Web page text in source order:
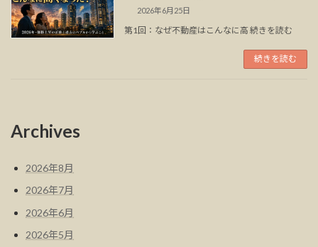
2026年6月25日
第1回：なぜ不動産はこんなに高 続きを読む
続きを読む
Archives
2026年8月
2026年7月
2026年6月
2026年5月